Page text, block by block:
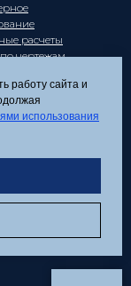
расчеты
чертежам
на обработку
данных
об
работу сайта и
использования